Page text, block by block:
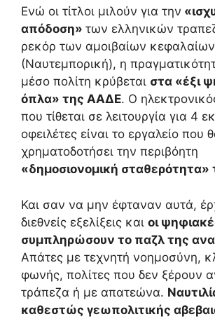
Ενώ οι τίτλοι μιλούν για την
απόδοση» των ελληνικών
ρεκόρ των αμοιβαίων κεφαλαίων
(Ναυτεμπορική), η
μέσο πολίτη κρύβεται στα «έξι
όπλα» της ΑΑΔΕ. Ο
που τίθεται σε λειτουργία για 4
οφειλέτες είναι το εργαλείο που
χρηματοδοτήσει την περιβόητη
«δημοσιονομική σταθερότητα»
Και σαν να μην έφταναν αυτά,
διεθνείς εξελίξεις και οι
συμπληρώσουν το παζλ της
Απάτες με τεχνητή νοημοσύνη,
φωνής, πολίτες που δεν ξέρουν
τράπεζα ή με απατεώνα.
καθεστώς γεωπολιτικής